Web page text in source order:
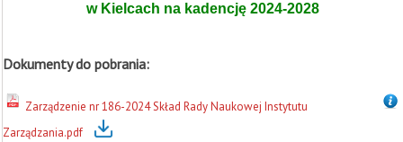
w Kielcach na kadencję 2024-2028
Dokumenty do pobrania:
Zarządzenie nr 186-2024 Skład Rady Naukowej Instytutu
Zarządzania.pdf